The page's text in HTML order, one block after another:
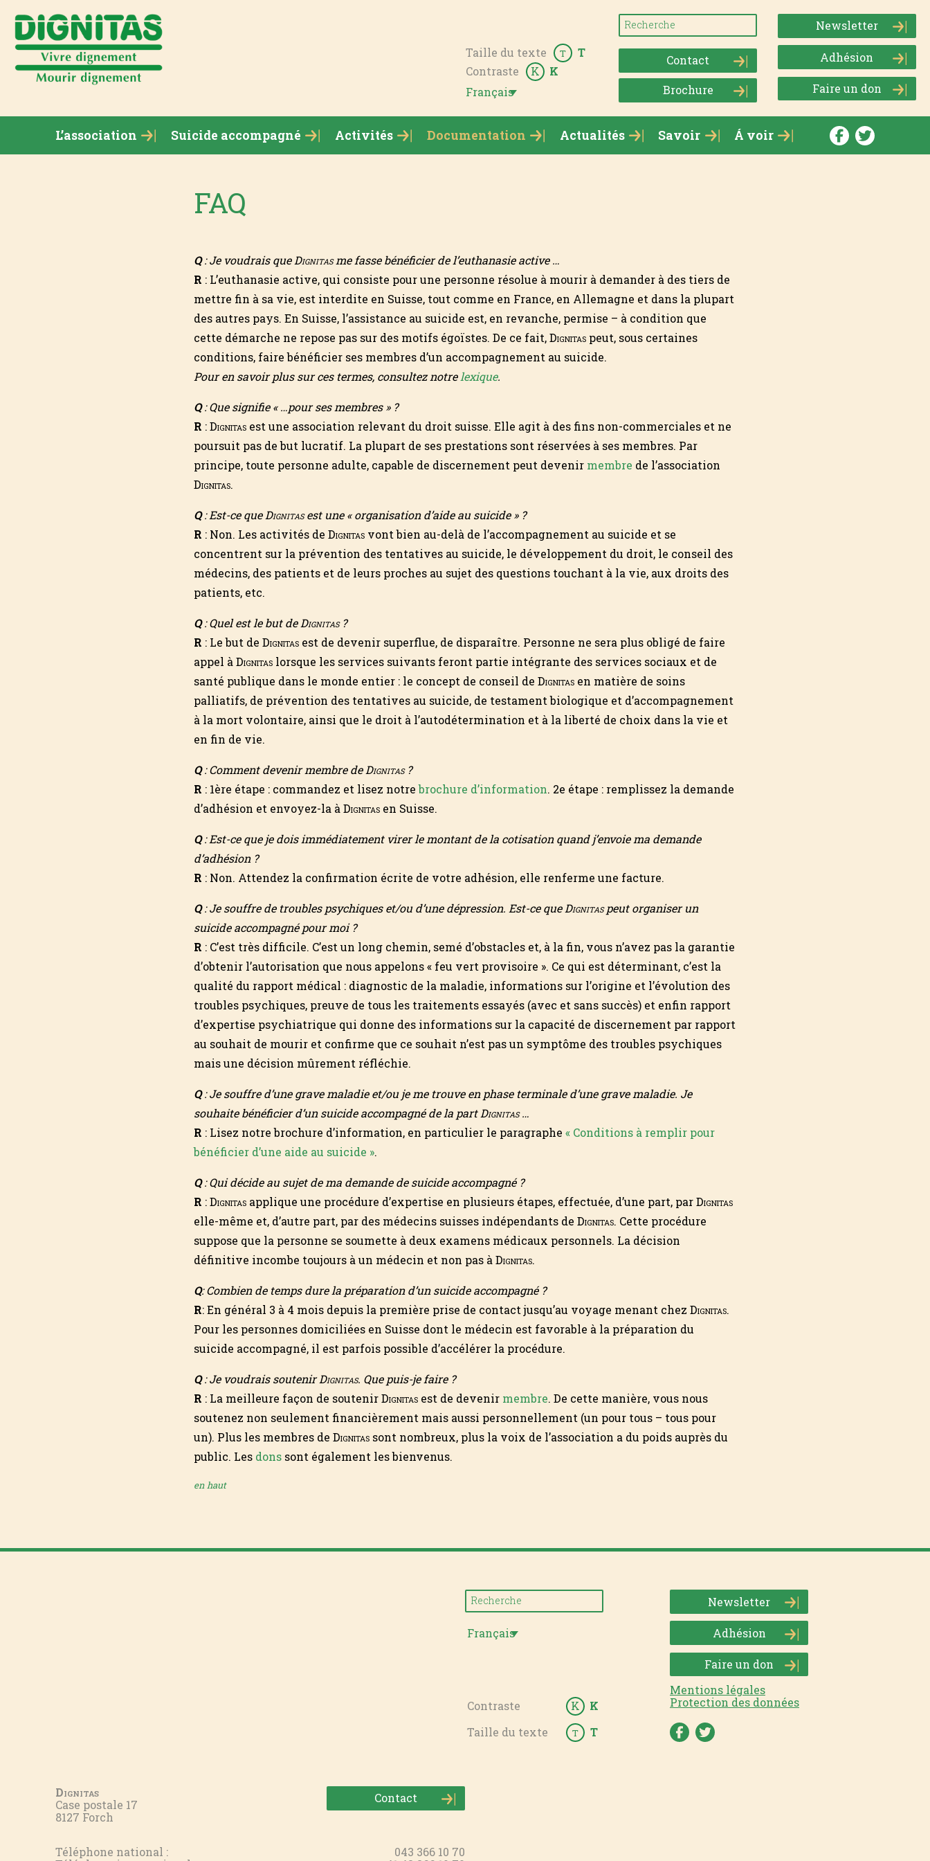
Français
Contraste K K
Taille du texte T T
Contact
Brochure
Newsletter
Adhésion
Faire un don
L’association Suicide accompagné Activités Documentation Actualités Savoir Á voir
FAQ
Q : Je voudrais queDignitasme fasse bénéficier de l’euthanasie active …
R : L’euthanasie active, qui consiste pour une personne résolue à mourir à demander à des tiers de
mettre fin à sa vie, est interdite en Suisse, tout comme en France, en Allemagne et dans la plupart
des autres pays. En Suisse, l’assistance au suicide est, en revanche, permise – à condition que
cette démarche ne repose pas sur des motifs égoïstes. De ce fait,Dignitas peut, sous certaines
conditions, faire bénéficier ses membres d’un accompagnement au suicide.
Pour en savoir plus sur ces termes, consultez notrelexique.
Q : Que signifie « …pour ses membres » ?
R :Dignitas est une association relevant du droit suisse. Elle agit à des fins non-commerciales et ne
poursuit pas de but lucratif. La plupart de ses prestations sont réservées à ses membres. Par
principe, toute personne adulte, capable de discernement peut devenir membre de l’association
Dignitas.
Q : Est-ce queDignitasest une « organisation d’aide au suicide » ?
R : Non. Les activités de Dignitas vont bien au-delà de l’accompagnement au suicide et se
concentrent sur la prévention des tentatives au suicide, le développement du droit, le conseil des
médecins, des patients et de leurs proches au sujet des questions touchant à la vie, aux droits des
patients, etc.
Q : Quel est le but deDignitas ?
R : Le but de Dignitas est de devenir superflue, de disparaître. Personne ne sera plus obligé de faire
appel àDignitas lorsque les services suivants feront partie intégrante des services sociaux et de
santé publique dans le monde entier : le concept de conseil de Dignitas en matière de soins
palliatifs, de prévention des tentatives au suicide, de testament biologique et d’accompagnement
à la mort volontaire, ainsi que le droit à l’autodétermination et à la liberté de choix dans la vie et
en fin de vie.
Q : Comment devenir membre deDignitas ?
R : 1ère étape : commandez et lisez notrebrochure d’information. 2e étape : remplissez la demande
d’adhésion et envoyez-la àDignitas en Suisse.
Q : Est-ce que je dois immédiatement virer le montant de la cotisation quand j’envoie ma demande
d’adhésion ?
R : Non. Attendez la confirmation écrite de votre adhésion, elle renferme une facture.
Q : Je souffre de troubles psychiques et/ou d’une dépression. Est-ce queDignitaspeut organiser un
suicide accompagné pour moi ?
R : C’est très difficile. C’est un long chemin, semé d’obstacles et, à la fin, vous n’avez pas la garantie
d’obtenir l’autorisation que nous appelons « feu vert provisoire ». Ce qui est déterminant, c’est la
qualité du rapport médical : diagnostic de la maladie, informations sur l’origine et l’évolution des
troubles psychiques, preuve de tous les traitements essayés (avec et sans succès) et enfin rapport
d’expertise psychiatrique qui donne des informations sur la capacité de discernement par rapport
au souhait de mourir et confirme que ce souhait n’est pas un symptôme des troubles psychiques
mais une décision mûrement réfléchie.
Q : Je souffre d’une grave maladie et/ou je me trouve en phase terminale d’une grave maladie. Je
souhaite bénéficier d’un suicide accompagné de la partDignitas…
R : Lisez notre brochure d’information, en particulier le paragraphe « Conditions à remplir pour
bénéficier d’une aide au suicide ».
Q : Qui décide au sujet de ma demande de suicide accompagné ?
R :Dignitas applique une procédure d’expertise en plusieurs étapes, effectuée, d’une part, parDignitas
elle-même et, d’autre part, par des médecins suisses indépendants de Dignitas. Cette procédure
suppose que la personne se soumette à deux examens médicaux personnels. La décision
définitive incombe toujours à un médecin et non pas àDignitas.
Q: Combien de temps dure la préparation d’un suicide accompagné ?
R: En général 3 à 4 mois depuis la première prise de contact jusqu’au voyage menant chez Dignitas.
Pour les personnes domiciliées en Suisse dont le médecin est favorable à la préparation du
suicide accompagné, il est parfois possible d’accélérer la procédure.
Q : Je voudrais soutenirDignitas. Que puis-je faire ?
R : La meilleure façon de soutenirDignitas est de devenir membre. De cette manière, vous nous
soutenez non seulement financièrement mais aussi personnellement (un pour tous – tous pour
un). Plus les membres de Dignitas sont nombreux, plus la voix de l’association a du poids auprès du
public. Les dons sont également les bienvenus.
en haut
Français
Contraste K
K
Taille du texte
T T
Newsletter
Adhésion
Faire un don
Mentions légales
Protection des données
Dignitas
Case postale 17
8127 Forch
Contact
Téléphone national :
043 366 10 70